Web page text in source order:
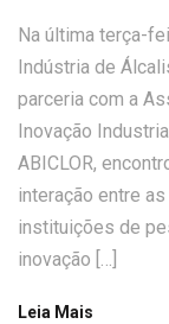
Na última terça-
Indústria de
parceria com a
Inovação
ABICLOR,
interação entre
instituições de
inovação […]
Leia Mais